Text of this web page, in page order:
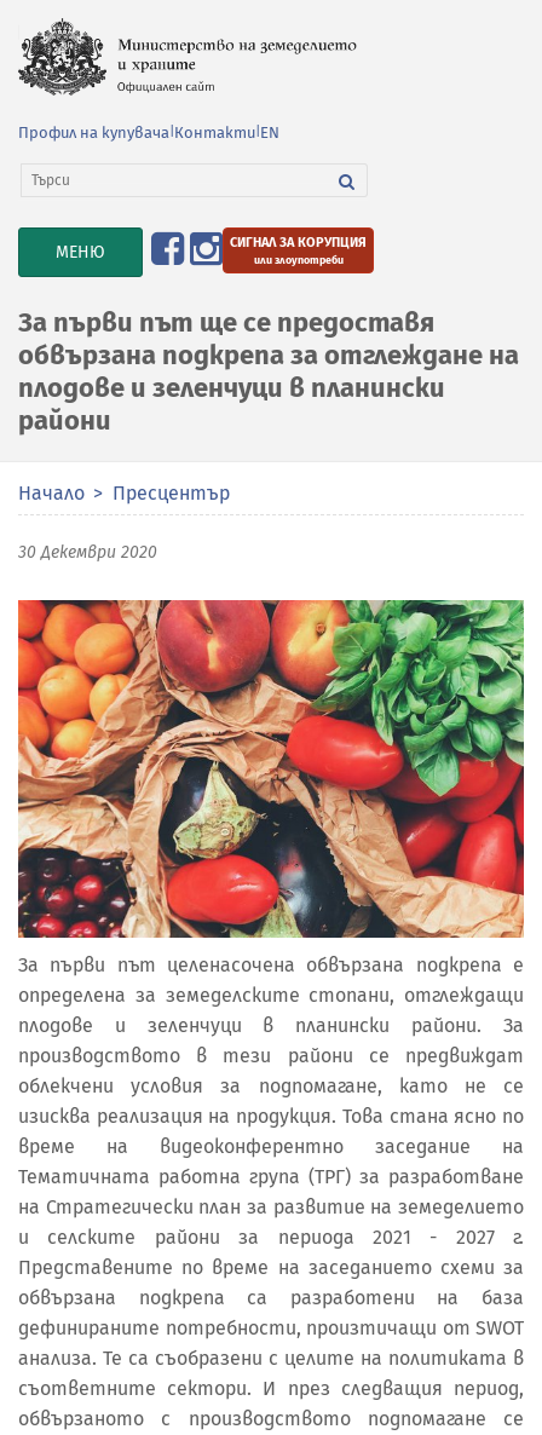
Профил на купувача Контакти EN
TOGGLE
NAVIGATION
МЕНЮ СИГНАЛ ЗА КОРУПЦИЯ
или злоупотреби
За първи път ще се предоставя
обвързана подкрепа за отглеждане на
плодове и зеленчуци в планински
райони
Начало Пресцентър
30 Декември 2020
За първи път целенасочена обвързана подкрепа е
определена за земеделските стопани, отглеждащи
плодове и зеленчуци в планински райони. За
производството в тези райони се предвиждат
облекчени условия за подпомагане, като не се
изисква реализация на продукция. Това стана ясно по
време на видеоконферентно заседание на
Тематичната работна група (ТРГ) за разработване
на Стратегически план за развитие на земеделието
и селските райони за периода 2021 - 2027 г.
Представените по време на заседанието схеми за
обвързана подкрепа са разработени на база
дефинираните потребности, произтичащи от SWOT
анализа. Те са съобразени с целите на политиката в
съответните сектори. И през следващия период,
обвързаното с производството подпомагане се